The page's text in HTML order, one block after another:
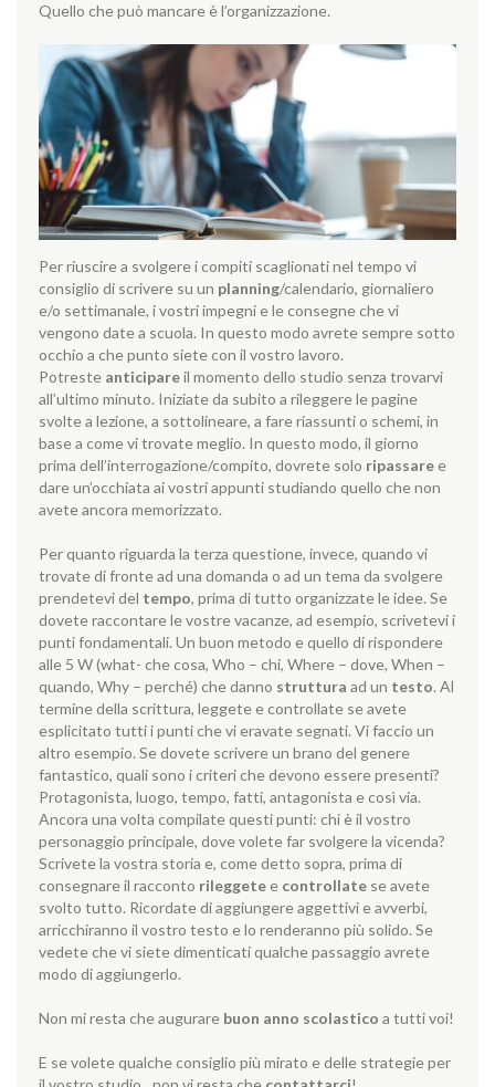
Quello che può mancare è l’organizzazione.
Per riuscire a svolgere i compiti scaglionati nel tempo vi
consiglio di scrivere su un planning/calendario, giornaliero
e/o settimanale, i vostri impegni e le consegne che vi
vengono date a scuola. In questo modo avrete sempre sotto
occhio a che punto siete con il vostro lavoro.
Potreste anticipareil momento dello studio senza trovarvi
all’ultimo minuto. Iniziate da subito a rileggere le pagine
svolte a lezione, a sottolineare, a fare riassunti o schemi, in
base a come vi trovate meglio. In questo modo, il giorno
prima dell’interrogazione/compito, dovrete solo ripassaree
dare un’occhiata ai vostri appunti studiando quello che non
avete ancora memorizzato.
Per quanto riguarda la terza questione, invece, quando vi
trovate di fronte ad una domanda o ad un tema da svolgere
prendetevi del tempo, prima di tutto organizzate le idee. Se
dovete raccontare le vostre vacanze, ad esempio, scrivetevi i
punti fondamentali. Un buon metodo e quello di rispondere
alle 5 W (what- che cosa, Who – chi, Where – dove, When –
quando, Why – perché) che danno struttura ad un testo. Al
termine della scrittura, leggete e controllate se avete
esplicitato tutti i punti che vi eravate segnati. Vi faccio un
altro esempio. Se dovete scrivere un brano del genere
fantastico, quali sono i criteri che devono essere presenti?
Protagonista, luogo, tempo, fatti, antagonista e così via.
Ancora una volta compilate questi punti: chi è il vostro
personaggio principale, dove volete far svolgere la vicenda?
Scrivete la vostra storia e, come detto sopra, prima di
consegnare il racconto rileggetee controllate se avete
svolto tutto. Ricordate di aggiungere aggettivi e avverbi,
arricchiranno il vostro testo e lo renderanno più solido. Se
vedete che vi siete dimenticati qualche passaggio avrete
modo di aggiungerlo.
Non mi resta che augurare buon anno scolastico a tutti voi!
E se volete qualche consiglio più mirato e delle strategie per